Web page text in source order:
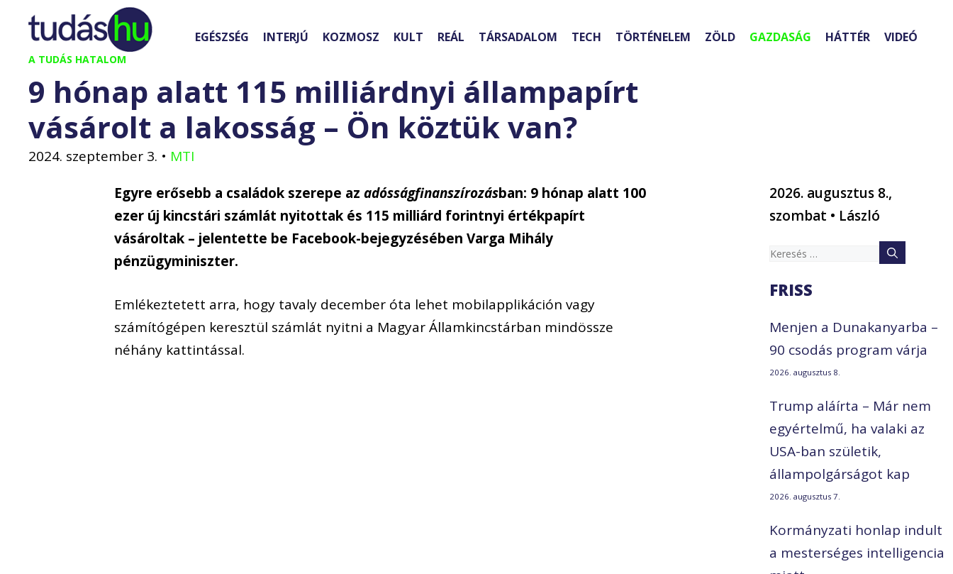
Kilépés
tartalomba
A TUDÁS HATALOM
EGÉSZSÉG INTERJÚ KOZMOSZ KULT REÁL TÁRSADALOM TECH TÖRTÉNELEM ZÖLD GAZDASÁG HÁTTÉR VIDEÓ
9 hónap alatt 115 milliárdnyi állampapírt
vásárolt a lakosság – Ön köztük van?
2024. szeptember 3. • MTI
Egyre erősebb a családok szerepe azadósságfinanszírozásban: 9 hónap alatt 100
ezer új kincstári számlát nyitottak és 115 milliárd forintnyi értékpapírt
vásároltak – jelentette be Facebook-bejegyzésében Varga Mihály
pénzügyminiszter.
Emlékeztetett arra, hogy tavaly december óta lehet mobilapplikáción vagy
számítógépen keresztül számlát nyitni a Magyar Államkincstárban mindössze
néhány kattintással.
2026. augusztus 8.,
szombat • László
Keresés:
FRISS
Menjen a Dunakanyarba –
90 csodás program várja
2026. augusztus 8.
Trump aláírta – Már nem
egyértelmű, ha valaki az
USA-ban születik,
állampolgárságot kap
2026. augusztus 7.
Kormányzati honlap indult
a mesterséges intelligencia